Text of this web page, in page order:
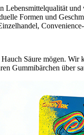
Formen und
Säure mögen.
Gummibärchen über